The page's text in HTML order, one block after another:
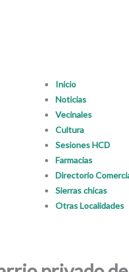
Inicio
Noticias
Vecinales
Cultura
Sesiones HCD
Farmacias
Directorio
Sierras chicas
Otras Localidades